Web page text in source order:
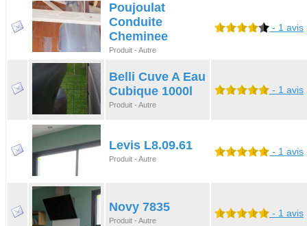
Poujoulat
Conduite
Cheminee
Produit - Autre
- 1 avis
Belli Cuve A Eau
Cubique 1000l
Produit - Autre
- 1 avis
Levis L8.09.61
Produit - Autre
- 1 avis
Novy 7835
Produit - Autre
- 1 avis